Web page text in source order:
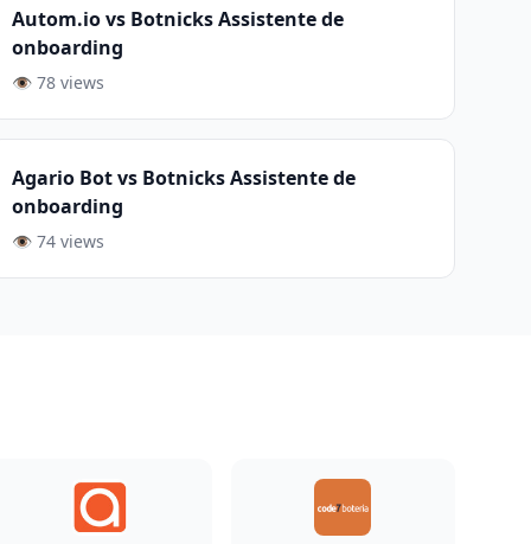
Autom.io vs Botnicks Assistente de
onboarding
👁️ 78 views
Agario Bot vs Botnicks Assistente de
onboarding
👁️ 74 views